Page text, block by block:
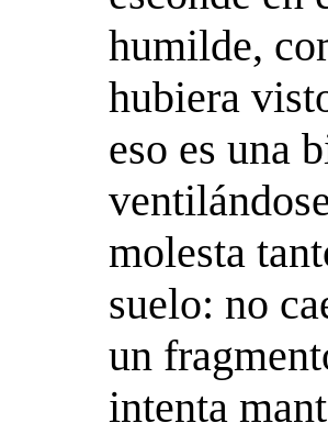
humilde,
hubiera
eso es una
molesta
suelo: no
un
intenta